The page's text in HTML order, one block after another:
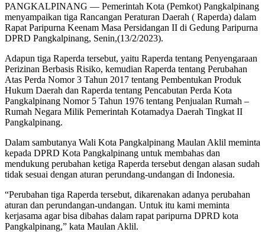
PANGKALPINANG — Pemerintah Kota (Pemkot) Pangkalpinang
menyampaikan tiga Rancangan Peraturan Daerah ( Raperda) dalam
Rapat Paripurna Keenam Masa Persidangan II di Gedung Paripurna
DPRD Pangkalpinang, Senin,(13/2/2023).
Adapun tiga Raperda tersebut, yaitu Raperda tentang Penyengaraan
Perizinan Berbasis Risiko, kemudian Raperda tentang Perubahan
Atas Perda Nomor 3 Tahun 2017 tentang Pembentukan Produk
Hukum Daerah dan Raperda tentang Pencabutan Perda Kota
Pangkalpinang Nomor 5 Tahun 1976 tentang Penjualan Rumah –
Rumah Negara Milik Pemerintah Kotamadya Daerah Tingkat II
Pangkalpinang.
Dalam sambutanya Wali Kota Pangkalpinang Maulan Aklil meminta
kepada DPRD Kota Pangkalpinang untuk membahas dan
mendukung perubahan ketiga Raperda tersebut dengan alasan sudah
tidak sesuai dengan aturan perundang-undangan di Indonesia.
“Perubahan tiga Raperda tersebut, dikarenakan adanya perubahan
aturan dan perundangan-undangan. Untuk itu kami meminta
kerjasama agar bisa dibahas dalam rapat paripurna DPRD kota
Pangkalpinang,” kata Maulan Aklil.